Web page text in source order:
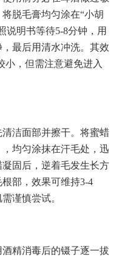
脱毛膏均匀涂在“小胡
说明书等待5-8分钟，用
最后用清水冲洗。其效
小，但需注意避免进入
洁面部并擦干。将蜜蜡
均匀涂抹在汗毛处，迅
固后，逆着毛发生长方
部，效果可维持3-4
谨慎尝试。
精消毒后的镊子逐一拔